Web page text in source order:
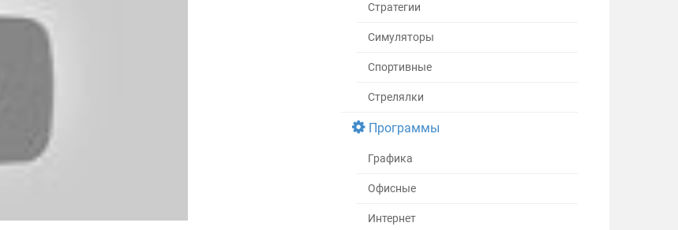
Стратегии
Симуляторы
Спортивные
Стрелялки
Программы
Графика
Офисные
Интернет